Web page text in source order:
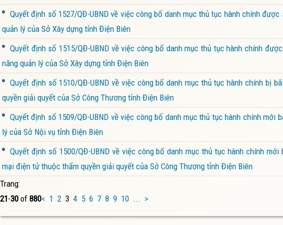
Quyết định số 1527/QĐ-UBND về việc công bố danh mục thủ tục hành chính
quản lý của Sở Xây dựng tỉnh Điện Biên
Quyết định số 1515/QĐ-UBND về việc công bố danh mục thủ tục hành chính
năng quản lý của Sở Xây dựng tỉnh Điện Biên
Quyết định số 1510/QĐ-UBND về việc công bố danh mục thủ tục hành chính bị
quyền giải quyết của Sở Công Thương tỉnh Điện Biên
Quyết định số 1509/QĐ-UBND về việc công bố danh mục thủ tục hành chính
lý của Sở Nội vụ tỉnh Điện Biên
Quyết định số 1500/QĐ-UBND về việc công bố danh mục thủ tục hành chính
mại điện tử thuộc thẩm quyền giải quyết của Sở Công Thương tỉnh Điện Biên
Trang:
21-30 of 880< 1 2 3 4 5 6 7 8 9 10 ... >